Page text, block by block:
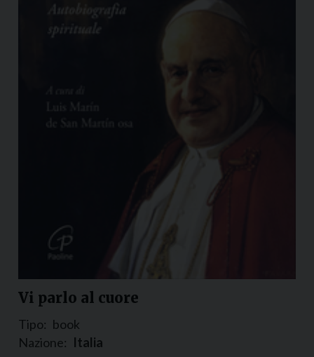
Vi parlo al cuore
Tipo: book
Nazione: Italia